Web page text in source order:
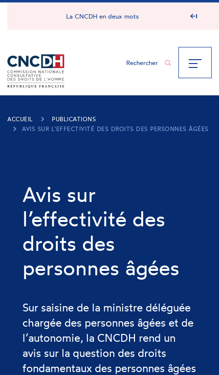
Panneau de gestion des cookies
La CNCDH en deux mots
ACCUEIL
PUBLICATIONS
AVIS SUR L’EFFECTIVITÉ DES DROITS DES PERSONNES ÂGÉES
Avis sur
l’effectivité des
droits des
personnes âgées
Sur saisine de la ministre déléguée
chargée des personnes âgées et de
l’autonomie, la CNCDH rend un
avis sur la question des droits
fondamentaux des personnes âgées